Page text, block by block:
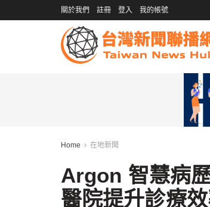
關於我們 註冊 登入 我的帳號
Home 在地新聞
Argon 智慧病
醫院提升診療